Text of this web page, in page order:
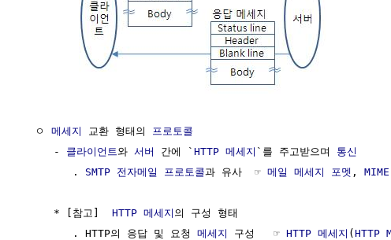
  ㅇ
메세지 교환 형태의 프로토콜
     -
클라이언트와 서버 간에 ` HTTP 메세지 `를 주고받으며 통신
        .
SMTP 전자메일 프로토콜과 유사  ☞ 메일 메세지 포멧 , MIME
     * [참고]
HTTP 메세지 의 구성 형태
        . HTTP의 응답 및 요청
메세지 구성   ☞ HTTP 메세지 (HTTP